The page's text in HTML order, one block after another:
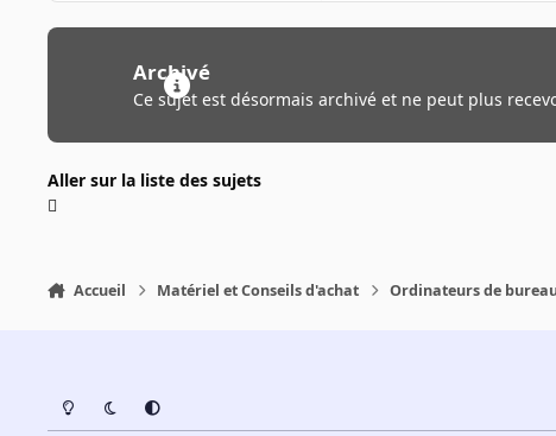
Archivé
Ce sujet est désormais archivé et ne peut plus
Aller sur la liste des sujets
Accueil Matériel et Conseils d'achat Ordinateurs de
Light ModeDark ModeSystem Preference